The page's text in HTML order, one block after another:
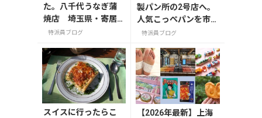
た。八千代うなぎ蒲
焼店 埼玉県・寄居
町
特派員ブログ
製パン所の2号店へ。
人気こっぺパンを市役
所で味わう
特派員ブログ
スイスに行ったらこ
【2026年最新】上海